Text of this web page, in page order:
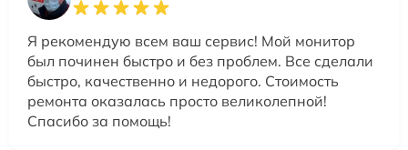
Я рекомендую всем ваш сервис! Мой монитор
был починен быстро и без проблем. Все сделали
быстро, качественно и недорого. Стоимость
ремонта оказалась просто великолепной!
Спасибо за помощь!